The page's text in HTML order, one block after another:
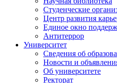
Студенческие
Центр развития
Единое окно
Антитеррор
Университет
Сведения об
Новости и
Об университете
Ректорат